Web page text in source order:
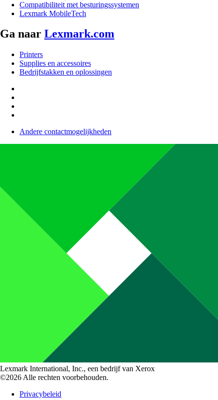
Compatibiliteit met besturingssystemen
Lexmark MobileTech
Ga naar Lexmark.com
Printers
Supplies en accessoires
Bedrijfstakken en oplossingen
Andere contactmogelijkheden
Lexmark International, Inc., een bedrijf van Xerox
©2026 Alle rechten voorbehouden.
Privacybeleid